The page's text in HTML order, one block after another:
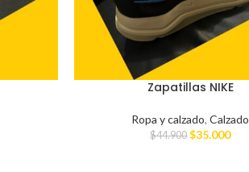
Zapatillas NIKE
Ropa y calzado,Calzado
$44.900 $35.000